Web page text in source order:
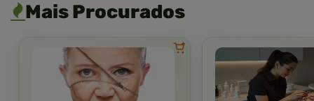
Mais Procurados